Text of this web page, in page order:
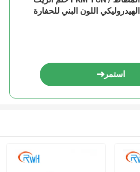
الهيدروليكي اللون البني للحفارة
استمر